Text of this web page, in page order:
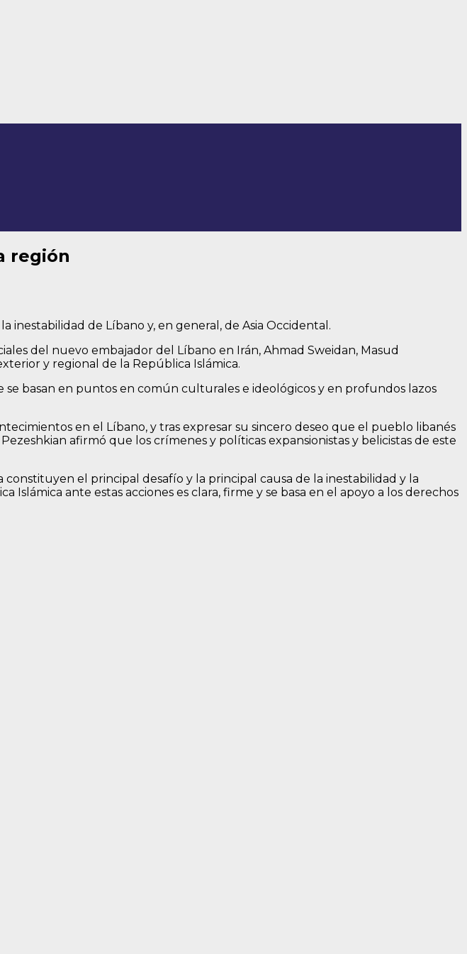
región
inestabilidad de Líbano y, en general, de Asia Occidental.
del nuevo embajador del Líbano en Irán, Ahmad Sweidan, Masud
y regional de la República Islámica.
basan en puntos en común culturales e ideológicos y en profundos lazos
en el Líbano, y tras expresar su sincero deseo que el pueblo libanés
afirmó que los crímenes y políticas expansionistas y belicistas de este
constituyen el principal desafío y la principal causa de la inestabilidad y la
ante estas acciones es clara, firme y se basa en el apoyo a los derechos